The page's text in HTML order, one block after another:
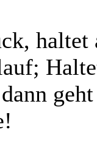
haltet